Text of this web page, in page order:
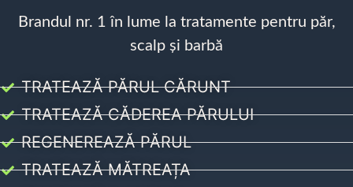
Brandul nr. 1 în lume la tratamente pentru păr,
scalp și barbă
TRATEAZĂ PĂRUL CĂRUNT
TRATEAZĂ CĂDEREA PĂRULUI
REGENEREAZĂ PĂRUL
TRATEAZĂ MĂTREAȚA